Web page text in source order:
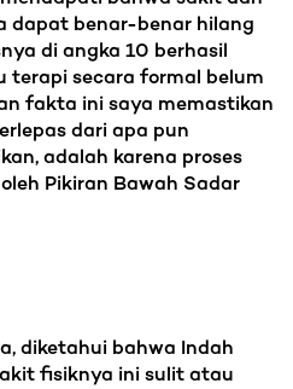
dapat benar-benar hilang
di angka 10 berhasil
secara formal belum
fakta ini saya memastikan
dari apa pun
adalah karena proses
Pikiran Bawah Sadar
diketahui bahwa Indah
fisiknya ini sulit atau